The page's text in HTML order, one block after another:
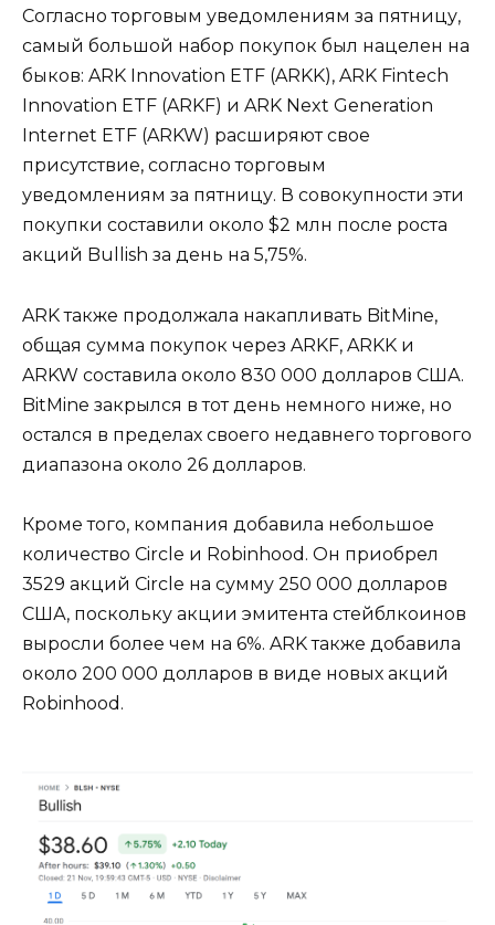
Согласно торговым уведомлениям за пятницу,
самый большой набор покупок был нацелен на
быков: ARK Innovation ETF (ARKK), ARK Fintech
Innovation ETF (ARKF) и ARK Next Generation
Internet ETF (ARKW) расширяют свое
присутствие, согласно торговым
уведомлениям за пятницу. В совокупности эти
покупки составили около $2 млн после роста
акций Bullish за день на 5,75%.
ARK также продолжала накапливать BitMine,
общая сумма покупок через ARKF, ARKK и
ARKW составила около 830 000 долларов США.
BitMine закрылся в тот день немного ниже, но
остался в пределах своего недавнего торгового
диапазона около 26 долларов.
Кроме того, компания добавила небольшое
количество Circle и Robinhood. Он приобрел
3529 акций Circle на сумму 250 000 долларов
США, поскольку акции эмитента стейблкоинов
выросли более чем на 6%. ARK также добавила
около 200 000 долларов в виде новых акций
Robinhood.